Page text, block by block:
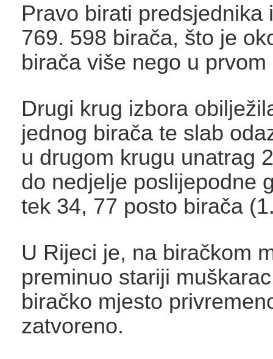
Pravo birati predsjednika
769. 598 birača, što je
birača više nego u prvom
Drugi krug izbora
jednog birača te slab
u drugom krugu unatrag
do nedjelje poslijepodne
tek 34, 77 posto birača
U Rijeci je, na biračkom
preminuo stariji
biračko mjesto
zatvoreno.